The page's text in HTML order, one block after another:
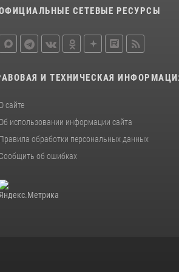
патриотический проект «Ступень
главным организатором и
Управления Росгвардии по
СЕТЕВЫЕ РЕСУРСЫ
И ТЕХНИЧЕСКАЯ
О сайте
Об использовании информации сайта
Правила обработки персональных данных
Сообщить об ошибках